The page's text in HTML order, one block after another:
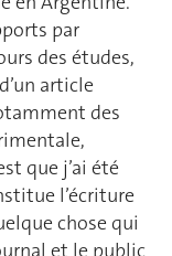
par
des études,
article
des
que j’ai été
l’écriture
chose qui
et le public